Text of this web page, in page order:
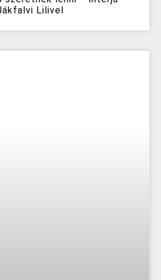
Lilivel